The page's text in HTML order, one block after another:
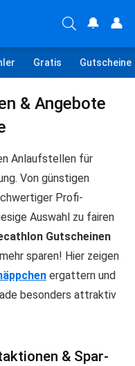
🔔 👤
Gratis Gutscheine
& Angebote
Anlaufstellen für
Von günstigen
Profi-
Auswahl zu fairen
Gutscheinen
sparen! Hier zeigen
ergattern und
besonders attraktiv
& Spar-